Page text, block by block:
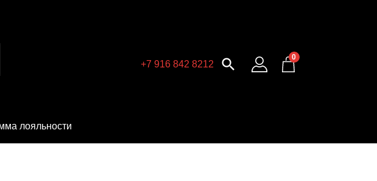
+7 916 842 8212  0
лояльности